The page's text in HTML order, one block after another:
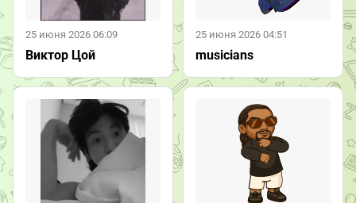
25 июня 2026 06:09
Виктор Цой
25 июня 2026 04:51
musicians